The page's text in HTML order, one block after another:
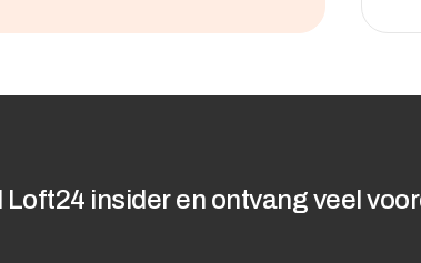
Loft24 insider en ontvang veel